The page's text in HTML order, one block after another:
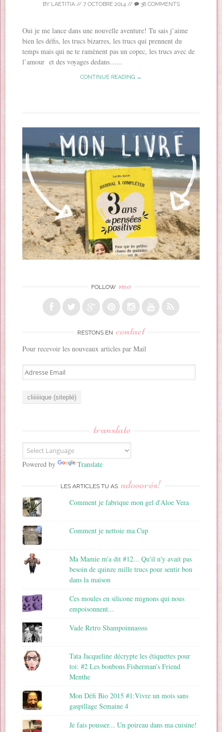
BY LAETITIA// 7 OCTOBRE 2014 // 38 COMMENTS
Oui je me lance dans une nouvelle aventure! Tu sais j’aime
bien les défis, les trucs bizarres, les trucs qui prennent du
temps mais qui ne te ramènent pas un copec, les trucs avec de
l’amour et des voyages dedans…...
CONTINUE READING →
FOLLOW me
RESTONS EN contact
Pour recevoir les nouveaux articles par Mail
A
d
E
m
a
translate
Powered by Translate
LES ARTICLES TU AS adooorés!
Comment je fabrique mon gel d'Aloe Vera
Comment je nettoie ma Cup
Ma Mamie m'a dit #12... Qu'il n'y avait pas
besoin de quinze mille trucs pour sentir bon
dans la maison
Ces moules en silicone mignons qui nous
empoisonnent...
Vade Retro Shampoinnassss
Tata Jacqueline décrypte les étiquettes pour
toi: #2 Les bonbons Fisherman's Friend
Menthe
Mon Défi Bio 2015 #1:Vivre un mois sans
gaspillage Semaine 4
Je fais pousser... Un poireau dans ma cuisine!